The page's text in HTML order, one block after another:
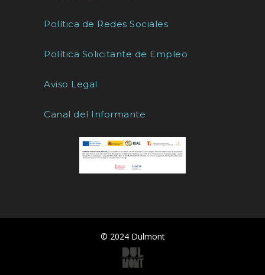
Política de Redes Sociales
Política Solicitante de Empleo
Aviso Legal
Canal del Informante
© 2024 Dulmont